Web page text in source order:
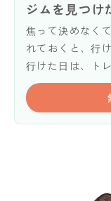
ジムを見つけ
焦って決めなく
れておくと、行
行けた日は、ト